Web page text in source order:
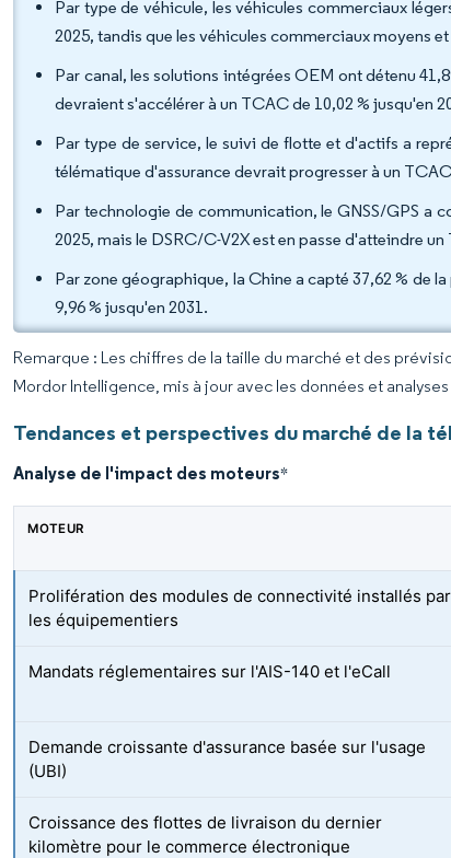
Par type de véhicule, les véhicules commerciaux
2025, tandis que les véhicules commerciaux moyens
Par canal, les solutions intégrées OEM ont détenu
devraient s'accélérer à un TCAC de 10,02 % jusqu'en
Par type de service, le suivi de flotte et d'actifs a
télématique d'assurance devrait progresser à un
Par technologie de communication, le GNSS/GPS a
2025, mais le DSRC/C-V2X est en passe d'atteindre
Par zone géographique, la Chine a capté 37,62 % de
9,96 % jusqu'en 2031.
Remarque : Les chiffres de la taille du marché et des
Mordor Intelligence, mis à jour avec les données et
Tendances et perspectives du marché de la
Analyse de l'impact des moteurs*
MOTEUR
Prolifération des modules de connectivité installés par
les équipementiers
Mandats réglementaires sur l'AIS-140 et l'eCall
Demande croissante d'assurance basée sur l'usage
(UBI)
Croissance des flottes de livraison du dernier
kilomètre pour le commerce électronique